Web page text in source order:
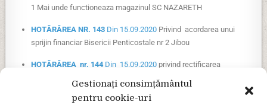
Gestionați consimțământul
pentru cookie-uri
1 Mai unde functioneaza magazinul SC NAZARETH
HOTĂRÂREA NR. 143 Din 15.09.2020 Privind acordarea unui
sprijin financiar Bisericii Penticostale nr 2 Jibou
HOTĂRÂREA nr. 144 Din 15.09.2020 privind rectificarea
HOTĂRÂREA nr. 145 Din 15.09.2020